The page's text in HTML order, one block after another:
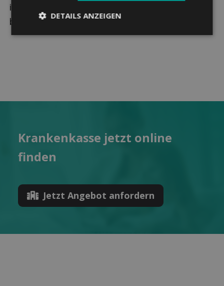
im
berechnen.
Kranken­kasse jetzt online
finden
Jetzt Angebot anfordern
DETAILS ANZEIGEN